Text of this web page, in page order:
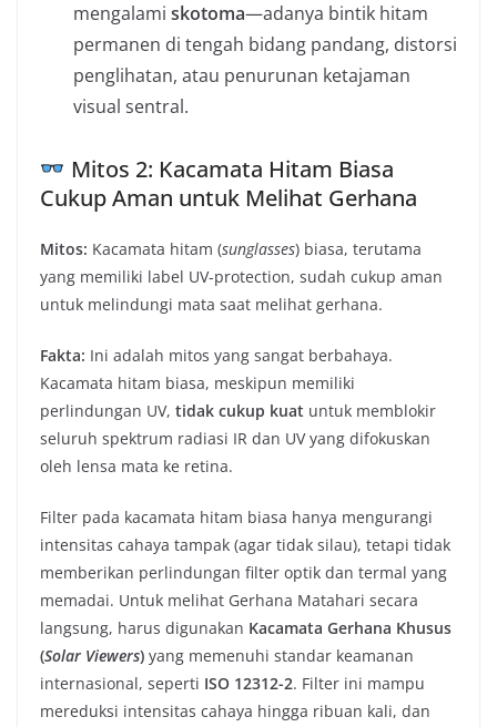
mengalami skotoma—adanya bintik hitam
permanen di tengah bidang pandang, distorsi
penglihatan, atau penurunan ketajaman
visual sentral.
Mitos 2: Kacamata Hitam Biasa
Cukup Aman untuk Melihat Gerhana
Mitos: Kacamata hitam (sunglasses) biasa, terutama
yang memiliki label UV-protection, sudah cukup aman
untuk melindungi mata saat melihat gerhana.
Fakta: Ini adalah mitos yang sangat berbahaya.
Kacamata hitam biasa, meskipun memiliki
perlindungan UV, tidak cukup kuat untuk memblokir
seluruh spektrum radiasi IR dan UV yang difokuskan
oleh lensa mata ke retina.
Filter pada kacamata hitam biasa hanya mengurangi
intensitas cahaya tampak (agar tidak silau), tetapi tidak
memberikan perlindungan filter optik dan termal yang
memadai. Untuk melihat Gerhana Matahari secara
langsung, harus digunakan Kacamata Gerhana Khusus
(Solar Viewers) yang memenuhi standar keamanan
internasional, seperti ISO 12312-2. Filter ini mampu
mereduksi intensitas cahaya hingga ribuan kali, dan